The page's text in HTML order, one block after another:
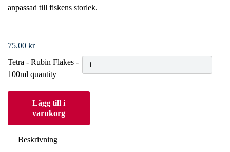
anpassad till fiskens storlek.
75.00 kr
Tetra - Rubin Flakes -
100ml quantity
Lägg till i
varukorg
Beskrivning